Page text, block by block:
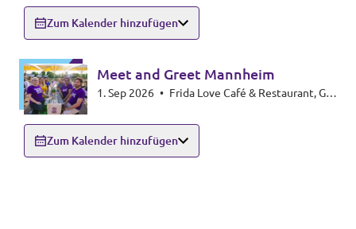
Zum Kalender hinzufügen
Meet and Greet Mannheim
1. Sep 2026 •
Zum Kalender hinzufügen